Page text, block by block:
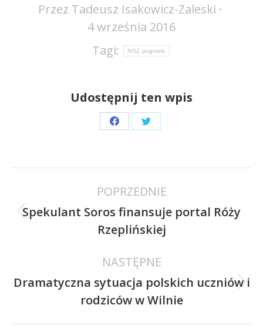
Przez Tadeusz Isakowicz-Zaleski
4 września 2016
Tagi:
NSZ pogrzeb
Udostępnij ten wpis
Share
Facebook
Share
Twitter
POPRZEDNIE
Poprzedni
wpis:
Spekulant Soros finansuje portal Róży
Rzeplińskiej
NASTĘPNE
Następny
wpis:
Dramatyczna sytuacja polskich uczniów i
rodziców w Wilnie